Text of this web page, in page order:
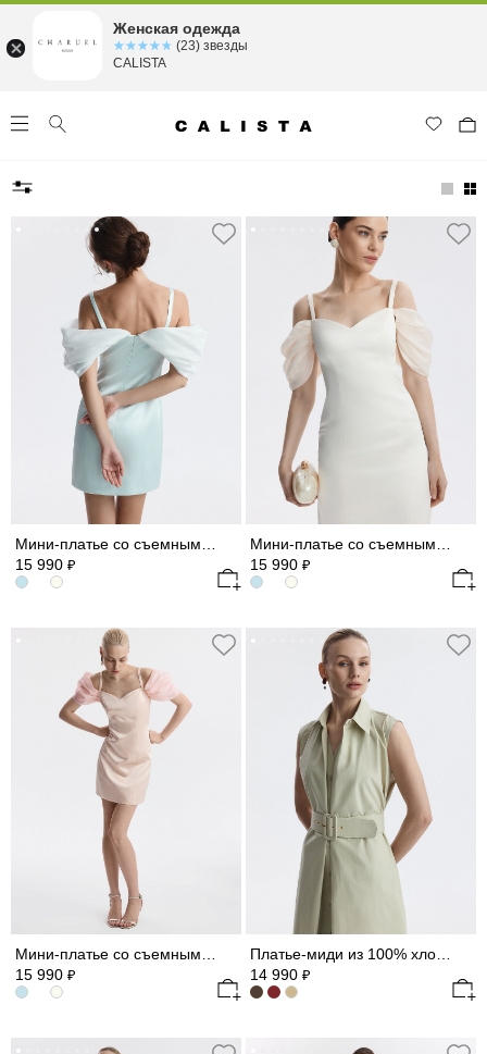
15 990 ₽
15 990 ₽
15 990 ₽
14 990 ₽
Женская одежда
☆☆☆☆☆
★★★★★ (23) звезды
CALISTA